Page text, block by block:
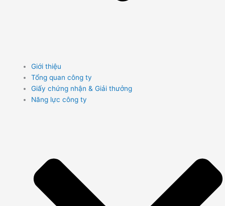
Giới thiệu
Tổng quan công ty
Giấy chứng nhận & Giải thưởng
Năng lực công ty